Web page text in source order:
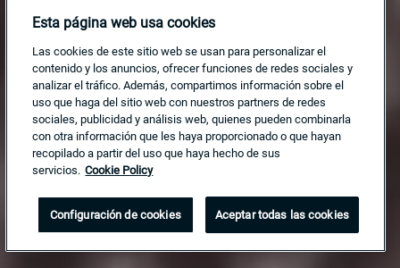
Esta página web usa cookies
Las cookies de este sitio web se usan para personalizar el
contenido y los anuncios, ofrecer funciones de redes sociales y
analizar el tráfico. Además, compartimos información sobre el
uso que haga del sitio web con nuestros partners de redes
sociales, publicidad y análisis web, quienes pueden combinarla
con otra información que les haya proporcionado o que hayan
recopilado a partir del uso que haya hecho de sus
servicios. Cookie Policy
Aceptar todas las cookies
Configuración de cookies